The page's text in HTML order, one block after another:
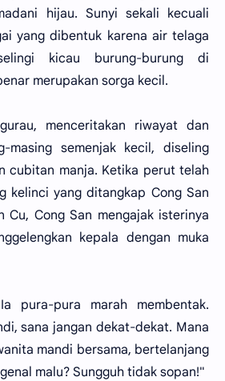
hijau. Sunyi sekali kecuali
yang dibentuk karena air telaga
kicau burung-burung di
merupakan sorga kecil.
menceritakan riwayat dan
masing semenjak kecil, diseling
cubitan manja. Ketika perut telah
kelinci yang ditangkap Cong San
Cu, Cong San mengajak isterinya
kepala dengan muka
pura-pura marah membentak.
sana jangan dekat-dekat. Mana
mandi bersama, bertelanjang
malu? Sungguh tidak sopan!"